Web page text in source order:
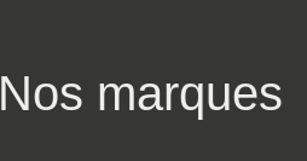
Nos marques